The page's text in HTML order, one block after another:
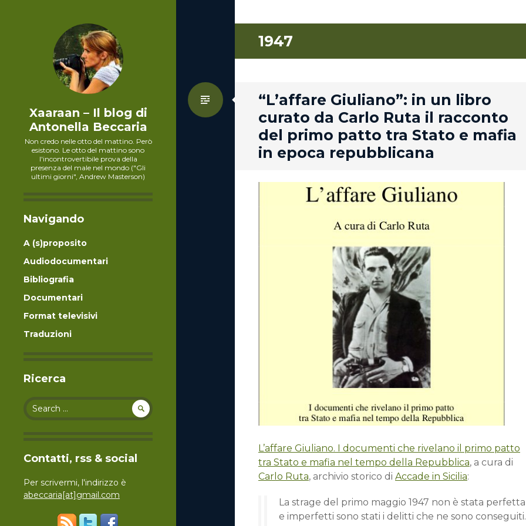
Xaaraan – Il blog di
Antonella Beccaria
Non credo nelle otto del mattino. Però
esistono. Le otto del mattino sono
l'incontrovertibile prova della
presenza del male nel mondo ("Gli
ultimi giorni", Andrew Masterson)
Navigando
A (s)proposito
Audiodocumentari
Bibliografia
Documentari
Format televisivi
Traduzioni
Ricerca
Search for:
Contatti, rss & social
Per scrivermi, l'indirizzo è
abeccaria[at]gmail.com
1947
“L’affare Giuliano”: in un libro
curato da Carlo Ruta il racconto
del primo patto tra Stato e mafia
in epoca repubblicana
Standard
L’affare Giuliano. I documenti che rivelano il primo patto
tra Stato e mafia nel tempo della Repubblica, a cura di
Carlo Ruta, archivio storico di Accade in Sicilia:
La strage del primo maggio 1947 non è stata
e imper­fetti sono stati i delitti che ne sono conseguiti.